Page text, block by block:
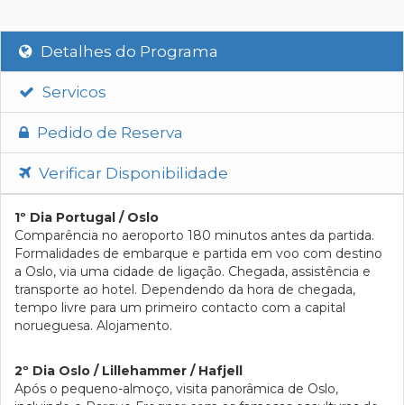
Detalhes do Programa
Servicos
Pedido de Reserva
Verificar Disponibilidade
1º Dia Portugal / Oslo
Comparência no aeroporto 180 minutos antes da partida.
Formalidades de embarque e partida em voo com destino
a Oslo, via uma cidade de ligação. Chegada, assistência e
transporte ao hotel. Dependendo da hora de chegada,
tempo livre para um primeiro contacto com a capital
norueguesa. Alojamento.
2º Dia Oslo / Lillehammer / Hafjell
Após o pequeno-almoço, visita panorâmica de Oslo,